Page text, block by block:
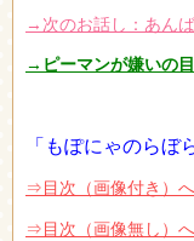
→次のお話し：あんば
→ピーマンが嫌いの
「もぽにゃのらぼ
⇒目次（画像付き）へ
⇒目次（画像無し）へ